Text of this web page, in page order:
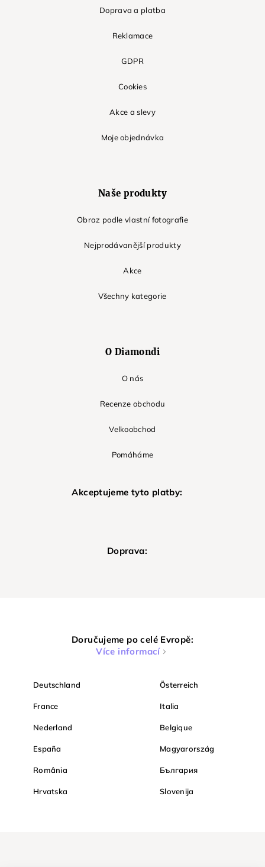
Doprava a platba
Reklamace
GDPR
Cookies
Akce a slevy
Moje objednávka
Naše produkty
Obraz podle vlastní fotografie
Nejprodávanější produkty
Akce
Všechny kategorie
O Diamondi
O nás
Recenze obchodu
Velkoobchod
Pomáháme
Akceptujeme tyto platby:
Doprava:
Doručujeme po celé Evropě:
Více informací
Deutschland Österreich
France Italia
Nederland Belgique
España Magyarország
România България
Hrvatska Slovenija